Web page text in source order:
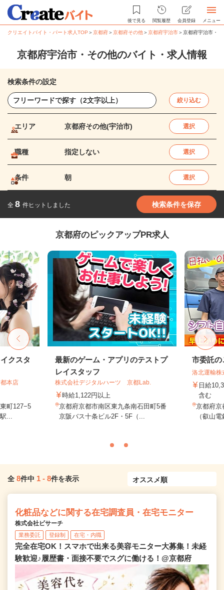
後で見る 閲覧履歴 会員登録 メニュー
クリエイトバイト・パート求人TOP ＞京都府＞京都府その他＞京都府宇治市＞京都府宇治市・
京都府宇治市・その他のバイト・求人情報
検索条件の設定
絞り込む
エリア 京都府その他(宇治市) 選択
職種 指定しない 選択
条件 朝 選択
全 8 件ヒットしました 検索条件を保存
京都府のピックアップPR求人
クスタ
本店
町127−5
...
最新のゲーム・アプリのテストプ
レイスタッフ
株式会社デジタルハーツ 京都Lab.
時給1,122円以上
京都府京都市南区東九条南石田町5番
京阪バス十条ビル2F・5F（...
市委託の
洛北運輸株
日給
含む
京都府京
（叡山
全 8件中 1 - 8件を表示
化粧品などに関する在宅調査員・在宅モニター
株式会社ビサーチ
業務委託 登録制 在宅・内職
完全在宅OK！スマホで出来る美容モニター大募集！未経
験歓迎♪履歴書・面接不要でスグに働ける！@京都府